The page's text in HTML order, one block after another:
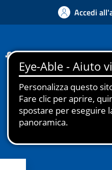
Accedi
FacebookInstagramYouTubeWhatsapp
Sport Associazioni